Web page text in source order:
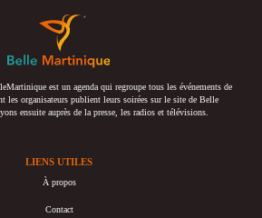
est un agenda qui regroupe tous les événements de
les organisateurs publient leurs soirées sur le site de Belle
ensuite auprès de la presse, les radios et télévisions.
LIENS UTILES
À propos
Contact